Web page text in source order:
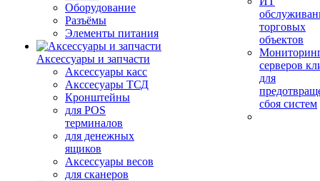
Оборудование
Разъёмы
Элементы питания
Аксессуары и запчасти
Аксессуары касс
Акссесуары ТСД
Кронштейны
для POS
терминалов
для денежных
ящиков
Аксессуары весов
для сканеров
торговых
объектов
серверов
для
сбоя систем